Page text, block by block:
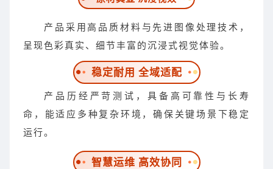
产品采用高品质材料与先进图像处理技术，
呈现色彩真实、细节丰富的沉浸式视觉体验。
稳定耐用 全域适配
产品历经严苛测试，具备高可靠性与长寿
命，能适应多种复杂环境，确保关键场景下稳定
运行。
智慧运维 高效协同